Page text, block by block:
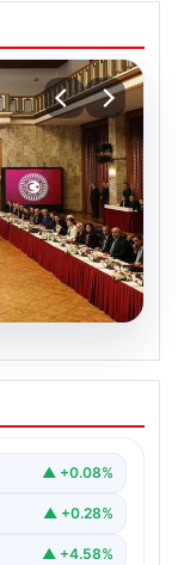
ve
▲ +0.08%
▲ +0.28%
▲ +4.58%